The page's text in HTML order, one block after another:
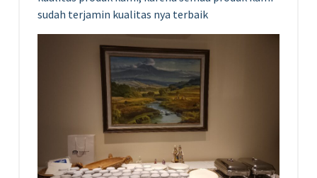
sudah terjamin kualitas nya terbaik